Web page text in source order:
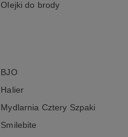
Olejki do brody
BJO
Halier
Mydlarnia Cztery Szpaki
Smilebite